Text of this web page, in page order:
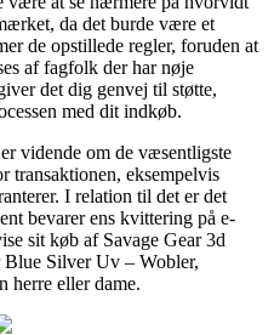
da det burde være et
de opstillede regler, foruden at
af fagfolk der har nøje
det dig genvej til støtte,
med dit indkøb.
vidende om de væsentligste
transaktionen, eksempelvis
I relation til det er det
bevarer ens kvittering på e-
sit køb af Savage Gear 3d
Silver Uv – Wobler,
herre eller dame.